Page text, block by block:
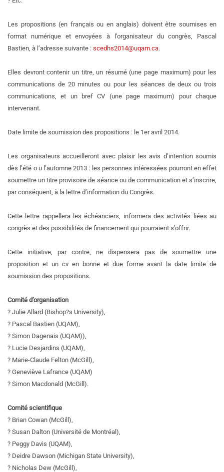
Les propositions (en français ou en anglais) doivent être soumises en
format numérique et envoyées à l’organisateur du congrès, Pascal
Bastien, à l’adresse suivante : scedhs2014@uqam.ca.
Elles devront contenir un titre, un résumé (une page maximum) pour les
communications de 20 minutes ou pour les séances de deux ou trois
communications, et un bref CV (une page maximum) pour chaque
intervenant.
Date limite de soumission des propositions : le 1er avril 2014.
Les organisateurs accueilleront avec plaisir les avis d’intention soumis
dès l’été o u l’automne 2013 : les personnes intéressées pourront en effet
soumettre un titre provisoire de séance ou de communication et s’inscrire,
par conséquent, à la lettre d’information du Congrès.
Cette lettre rappellera les échéanciers, informera des activités liées au
congrès et des possibilités de financement qui pourraient s’offrir.
Cette initiative, par contre, ne dispensera pas de soumettre une
proposition et un cv en bonne et due forme avant la date limite de
soumission des propositions.
Comité d’organisation
? Julie Allard (Bishop?s University),
? Pascal Bastien (UQAM),
? Simon Dagenais (UQAM)),
? Lucie Desjardins (UQAM),
? Marie-Claude Felton (McGill),
? Geneviève Lafrance (UQAM)
? Simon Macdonald (McGill).
Comité scientifique
? Brian Cowan (McGill),
? Susan Dalton (Université de Montréal),
? Peggy Davis (UQAM),
? Deidre Dawson (Michigan State University),
? Nicholas Dew (McGill),